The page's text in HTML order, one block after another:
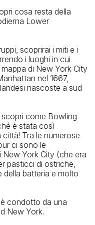
5 trains to Bowling
to Whitehall
cosa resta della
Lower
scoprirai i miti e i
i luoghi in cui
di New York City
nel 1667,
nascoste a sud
come Bowling
è stata così
Tra le numerose
ci sono le
York City (che era
pasticci di ostriche,
della batteria e molto
condotto da una
New York.